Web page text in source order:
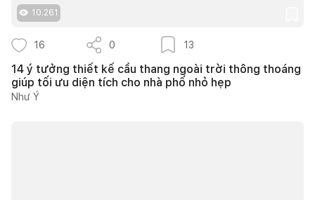
10.261
16 0 13
14 ý tưởng thiết kế cầu thang ngoài trời thông thoáng
giúp tối ưu diện tích cho nhà phố nhỏ hẹp
Như Ý